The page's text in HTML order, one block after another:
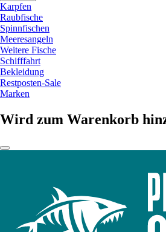
Karpfen
Raubfische
Spinnfischen
Meeresangeln
Weitere Fische
Schifffahrt
Bekleidung
Restposten-Sale
Marken
Wird zum Warenkorb